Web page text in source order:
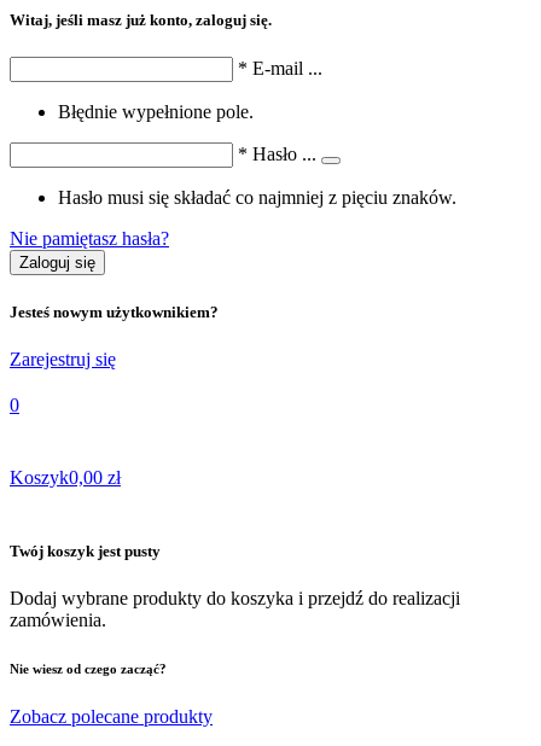
Witaj, jeśli masz już konto, zaloguj się.
* E-mail ...
Błędnie wypełnione pole.
* Hasło ...
Hasło musi się składać co najmniej z pięciu znaków.
Nie pamiętasz hasła?
Zaloguj się
Jesteś nowym użytkownikiem?
Zarejestruj się
0
Koszyk0,00 zł
Twój koszyk jest pusty
Dodaj wybrane produkty do koszyka i przejdź do realizacji
zamówienia.
Nie wiesz od czego zacząć?
Zobacz polecane produkty